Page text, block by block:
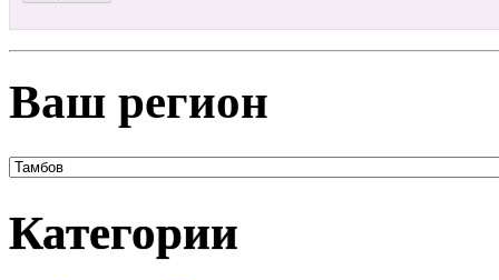
Ваш регион
Категории